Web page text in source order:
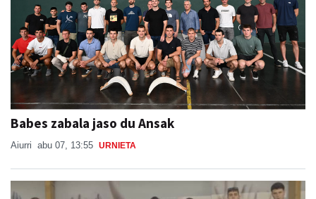
Babes zabala jaso du Ansak
Aiurri abu 07, 13:55 URNIETA